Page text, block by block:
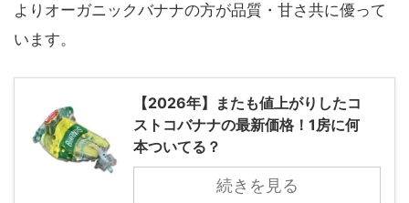
よりオーガニックバナナの方が品質・甘さ共に優って
います。
【2026年】またも値上がりしたコ
ストコバナナの最新価格！1房に何
本ついてる？
続きを見る